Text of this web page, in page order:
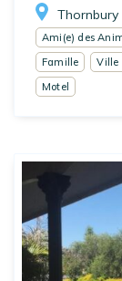
Thornbury
Ami(e) des
Famille
Ville
Motel